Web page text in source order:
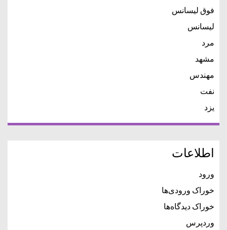
فوق لیسانس
لیسانس
مرد
مشهد
مهندس
نفت
یزد
اطلاعات
ورود
خوراک ورودی‌ها
خوراک دیدگاه‌ها
وردپرس